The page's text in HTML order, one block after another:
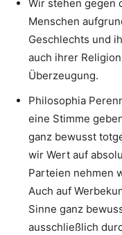
Wir stehen gegen
Menschen
Geschlechts und
auch ihrer
Überzeugung.
Philosophia
eine Stimme
ganz bewusst
wir Wert auf
Parteien nehmen
Auch auf
Sinne ganz
ausschließlich